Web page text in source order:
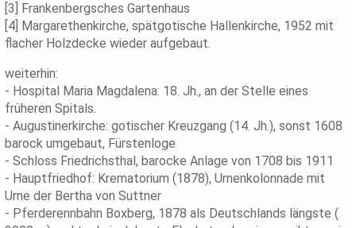
[3] Frankenbergsches Gartenhaus
[4] Margarethenkirche, spätgotische Hallenkirche, 1952 mit
flacher Holzdecke wieder aufgebaut.
weiterhin:
- Hospital Maria Magdalena: 18. Jh., an der Stelle eines
früheren Spitals.
- Augustinerkirche: gotischer Kreuzgang (14. Jh.), sonst 1608
barock umgebaut, Fürstenloge
- Schloss Friedrichsthal, barocke Anlage von 1708 bis 1911
- Hauptfriedhof: Krematorium (1878), Urnenkolonnade mit
Urne der Bertha von Suttner
- Pferderennbahn Boxberg, 1878 als Deutschlands längste (